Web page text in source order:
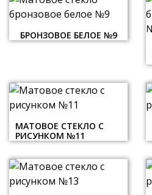
БРОНЗОВОЕ БЕЛОЕ №9
МАТОВОЕ СТЕКЛО С
РИСУНКОМ №11